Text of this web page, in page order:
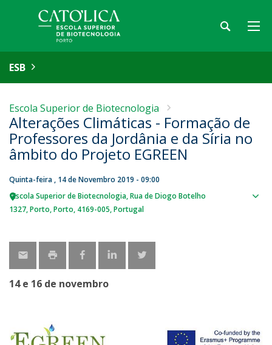
ESB
Escola Superior de Biotecnologia
Alterações Climáticas - Formação de
Professores da Jordânia e da Síria no
âmbito do Projeto EGREEN
Quinta-feira , 14 de Novembro 2019 - 09:00
Escola Superior de Biotecnologia Rua de Diogo Botelho
1327 Porto Porto 4169-005 Portugal
14 e 16 de novembro